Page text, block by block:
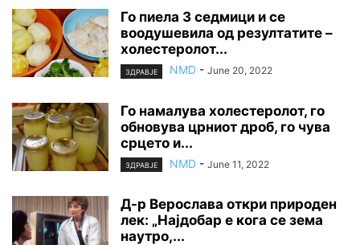
Го пиела 3 седмици и се
воодушевила од резултатите –
холестеролот...
ЗДРАВЈЕ NMD - June 20, 2022
Го намалува холестеролот, го
обновува црниот дроб, го чува
срцето и...
ЗДРАВЈЕ NMD - June 11, 2022
Д-р Верослава откри природен
лек: „Најдобар е кога се зема
наутро,...